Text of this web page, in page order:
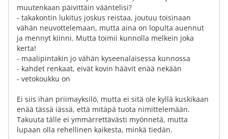
muutenkaan päivittäin vääntelisi?
- takakontin lukitus joskus reistaa, joutuu toisinaan
vähän neuvottelemaan, mutta aina on lopulta auennut
ja mennyt kiinni. Mutta toimii kunnolla melkein joka
kerta!
- maalipintakin jo vähän kyseenalaisessa kunnossa
- kahdet renkaat, eivät kovin häävit enää nekään
- vetokoukku on
Ei siis ihan priimayksilö, mutta ei sitä ole kyllä kuskikaan
enää tässä iässä, että mitäpä tuota nimittelemään.
Takuuta tälle ei ymmärrettävästi myönnetä, mutta
lupaan olla rehellinen kaikesta, minkä tiedän.